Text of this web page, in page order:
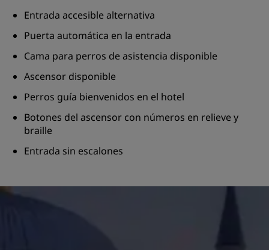
Entrada accesible alternativa
Puerta automática en la entrada
Cama para perros de asistencia disponible
Ascensor disponible
Perros guía bienvenidos en el hotel
Botones del ascensor con números en relieve y
braille
Entrada sin escalones